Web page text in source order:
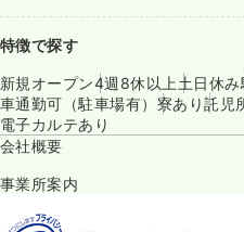
特徴で探す
新規オープン4週8休以上 土日休み
車通勤可（駐車場有） 寮あり託児
電子カルテあり
会社概要
事業所案内